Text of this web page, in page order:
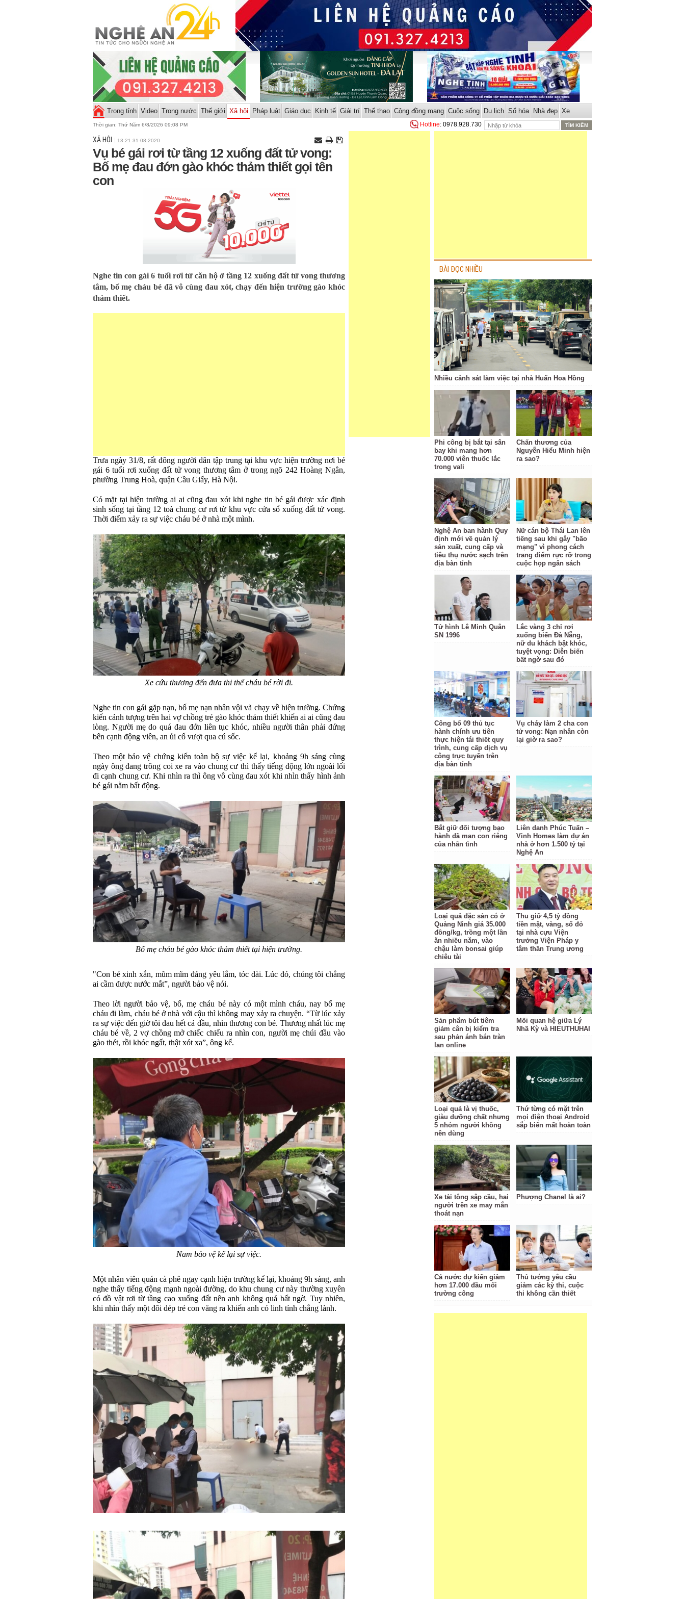
Trong tỉnh Video Trong nước Thế giới Xã hội Pháp luật Giáo dục Kinh tế Giải trí Thể thao Cộng đồng mạng Cuộc sống Du lịch Số hóa Nhà đẹp Xe
Thời gian: Thứ Năm 6/8/2026 09:08 PM Hotline: 0978.928.730
XÃ HỘI 13:21 31-08-2020
Vụ bé gái rơi từ tầng 12 xuống đất tử vong:
Bố mẹ đau đớn gào khóc thảm thiết gọi tên
con
Nghe tin con gái 6 tuổi rơi từ căn hộ ở tầng 12 xuống đất tử vong thương
tâm, bố mẹ cháu bé đã vô cùng đau xót, chạy đến hiện trường gào khóc
thảm thiết.
Trưa ngày 31/8, rất đông người dân tập trung tại khu vực hiện trường nơi bé
gái 6 tuổi rơi xuống đất tử vong thương tâm ở trong ngõ 242 Hoàng Ngân,
phường Trung Hoà, quận Cầu Giấy, Hà Nội.
Có mặt tại hiện trường ai ai cũng đau xót khi nghe tin bé gái được xác định
sinh sống tại tầng 12 toà chung cư rơi từ khu vực cửa sổ xuống đất tử vong.
Thời điểm xảy ra sự việc cháu bé ở nhà một mình.
Xe cứu thương đến đưa thi thể cháu bé rời đi.
Nghe tin con gái gặp nạn, bố mẹ nạn nhân vội vã chạy về hiện trường. Chứng
kiến cảnh tượng trên hai vợ chồng trẻ gào khóc thảm thiết khiến ai ai cũng đau
lòng. Người mẹ do quá đau đớn liên tục khóc, nhiều người thân phải đứng
bên cạnh động viên, an ủi cố vượt qua cú sốc.
Theo một bảo vệ chứng kiến toàn bộ sự việc kể lại, khoảng 9h sáng cùng
ngày ông đang trông coi xe ra vào chung cư thì thấy tiếng động lớn ngoài lối
đi cạnh chung cư. Khi nhìn ra thì ông vô cùng đau xót khi nhìn thấy hình ảnh
bé gái nằm bất động.
Bố mẹ cháu bé gào khóc thảm thiết tại hiện trường.
"Con bé xinh xắn, mũm mĩm đáng yêu lắm, tóc dài. Lúc đó, chúng tôi chẳng
ai cầm được nước mắt”, người bảo vệ nói.
Theo lời người bảo vệ, bố, mẹ cháu bé này có một mình cháu, nay bố mẹ
cháu đi làm, cháu bé ở nhà với cậu thì không may xảy ra chuyện. “Từ lúc xảy
ra sự việc đến giờ tôi đau hết cả đầu, nhìn thương con bé. Thương nhất lúc mẹ
cháu bé về, 2 vợ chồng mở chiếc chiếu ra nhìn con, người mẹ chúi đầu vào
gào thét, rồi khóc ngất, thật xót xa”, ông kể.
Nam bảo vệ kể lại sự việc.
Một nhân viên quán cà phê ngay cạnh hiện trường kể lại, khoảng 9h sáng, anh
nghe thấy tiếng động mạnh ngoài đường, do khu chung cư này thường xuyên
có đồ vật rơi từ tầng cao xuống đất nên anh không quá bất ngờ. Tuy nhiên,
khi nhìn thấy một đôi dép trẻ con văng ra khiến anh có linh tính chẳng lành.
BÀI ĐỌC NHIỀU
Nhiều cảnh sát làm việc tại nhà Huấn Hoa Hồng
Phi công bị bắt tại sân
bay khi mang hơn
70.000 viên thuốc lắc
trong vali
Chấn thương của
Nguyễn Hiểu Minh hiện
ra sao?
Nghệ An ban hành Quy
định mới về quản lý
sản xuất, cung cấp và
tiêu thụ nước sạch trên
địa bàn tỉnh
Nữ cán bộ Thái Lan lên
tiếng sau khi gây "bão
mạng" vì phong cách
trang điểm rực rỡ trong
cuộc họp ngân sách
Tử hình Lê Minh Quân
SN 1996
Lắc vàng 3 chỉ rơi
xuống biển Đà Nẵng,
nữ du khách bật khóc,
tuyệt vọng: Diễn biến
bất ngờ sau đó
Công bố 09 thủ tục
hành chính ưu tiên
thực hiện tái thiết quy
trình, cung cấp dịch vụ
công trực tuyến trên
địa bàn tỉnh
Vụ cháy làm 2 cha con
tử vong: Nạn nhân còn
lại giờ ra sao?
Bắt giữ đối tượng bạo
hành dã man con riêng
của nhân tình
Liên danh Phúc Tuấn –
Vinh Homes làm dự án
nhà ở hơn 1.500 tỷ tại
Nghệ An
Loại quả đặc sản có ở
Quảng Ninh giá 35.000
đồng/kg, trồng một lần
ăn nhiều năm, vào
chậu làm bonsai giúp
chiêu tài
Thu giữ 4,5 tỷ đồng
tiền mặt, vàng, sổ đỏ
tại nhà cựu Viện
trưởng Viện Pháp y
tâm thần Trung ương
Sản phẩm bút tiêm
giảm cân bị kiểm tra
sau phản ánh bán tràn
lan online
Mối quan hệ giữa Lý
Nhã Kỳ và HIEUTHUHAI
Loại quả là vị thuốc,
giàu dưỡng chất nhưng
5 nhóm người không
nên dùng
Thứ từng có mặt trên
mọi điện thoại Android
sắp biến mất hoàn toàn
Xe tải tông sập cầu, hai
người trên xe may mắn
thoát nạn
Phượng Chanel là ai?
Cả nước dự kiến giảm
hơn 17.000 đầu mối
trường công
Thủ tướng yêu cầu
giảm các kỳ thi, cuộc
thi không cần thiết